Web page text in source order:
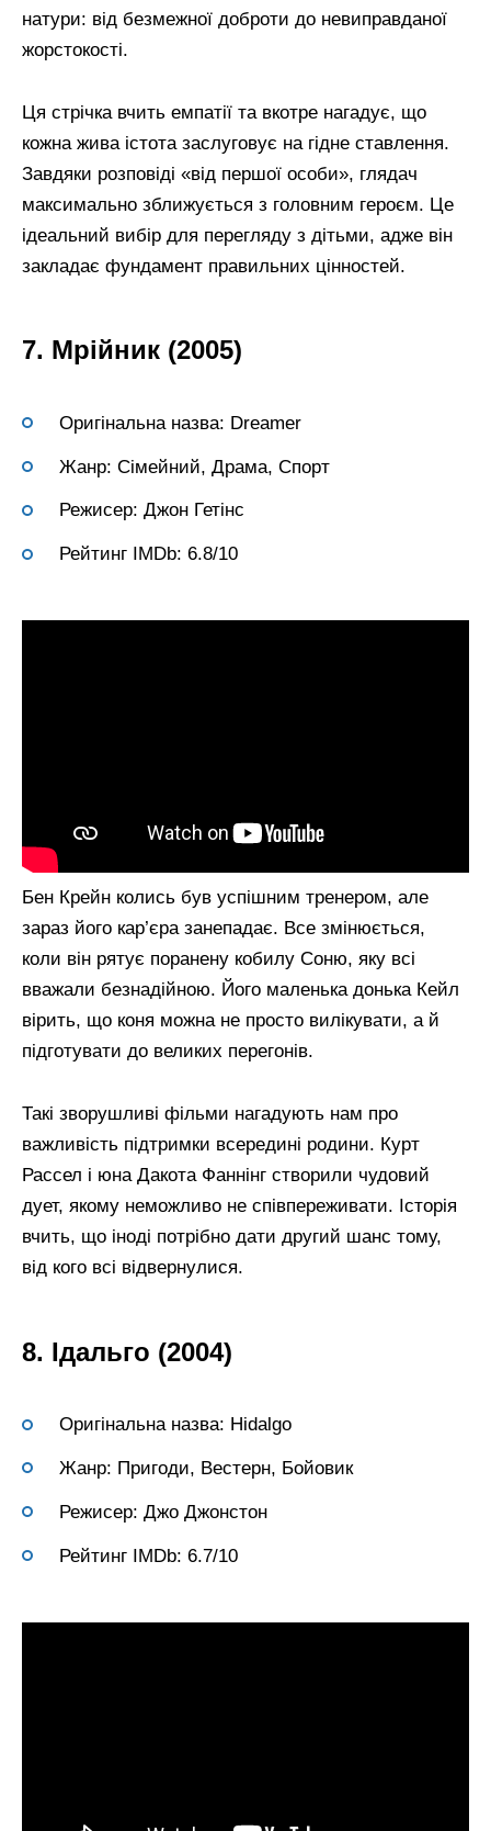
натури: від безмежної доброти до невиправданої
жорстокості.
Ця стрічка вчить емпатії та вкотре нагадує, що
кожна жива істота заслуговує на гідне ставлення.
Завдяки розповіді «від першої особи», глядач
максимально зближується з головним героєм. Це
ідеальний вибір для перегляду з дітьми, адже він
закладає фундамент правильних цінностей.
7. Мрійник (2005)
Оригінальна назва: Dreamer
Жанр: Сімейний, Драма, Спорт
Режисер: Джон Гетінс
Рейтинг IMDb: 6.8/10
Бен Крейн колись був успішним тренером, але
зараз його кар’єра занепадає. Все змінюється,
коли він рятує поранену кобилу Соню, яку всі
вважали безнадійною. Його маленька донька Кейл
вірить, що коня можна не просто вилікувати, а й
підготувати до великих перегонів.
Такі зворушливі фільми нагадують нам про
важливість підтримки всередині родини. Курт
Рассел і юна Дакота Фаннінг створили чудовий
дует, якому неможливо не співпереживати. Історія
вчить, що іноді потрібно дати другий шанс тому,
від кого всі відвернулися.
8. Ідальго (2004)
Оригінальна назва: Hidalgo
Жанр: Пригоди, Вестерн, Бойовик
Режисер: Джо Джонстон
Рейтинг IMDb: 6.7/10